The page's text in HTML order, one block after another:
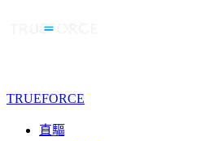
TRUEFORCE
直驅